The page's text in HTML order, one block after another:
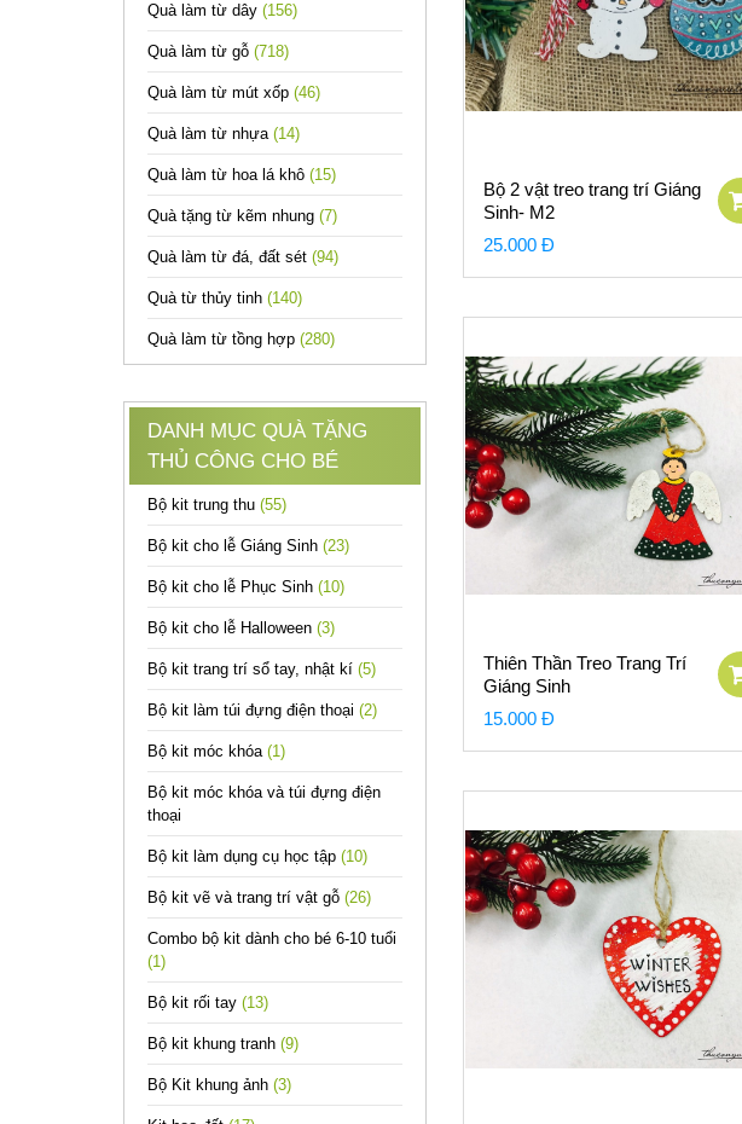
Quà làm từ dây (156)
Quà làm từ gỗ (718)
Quà làm từ mút xốp (46)
Quà làm từ nhựa (14)
Quà làm từ hoa lá khô (15)
Quà tặng từ kẽm nhung (7)
Quà làm từ đá, đất sét (94)
Quà từ thủy tinh (140)
Quà làm từ tồng hợp (280)
DANH MỤC QUÀ TẶNG
THỦ CÔNG CHO BÉ
Bộ kit trung thu (55)
Bộ kit cho lễ Giáng Sinh (23)
Bộ kit cho lễ Phục Sinh (10)
Bộ kit cho lễ Halloween (3)
Bộ kit trang trí sổ tay, nhật kí (5)
Bộ kit làm túi đựng điện thoại (2)
Bộ kit móc khóa (1)
Bộ kit móc khóa và túi đựng điện
thoại
Bộ kit làm dụng cụ học tập (10)
Bộ kit vẽ và trang trí vật gỗ (26)
Combo bộ kit dành cho bé 6-10 tuổi
(1)
Bộ kit rối tay (13)
Bộ kit khung tranh (9)
Bộ Kit khung ảnh (3)
Bộ 2 vật treo trang trí Giáng
Sinh- M2
25.000 Đ
Thiên Thần Treo Trang Trí
Giáng Sinh
15.000 Đ